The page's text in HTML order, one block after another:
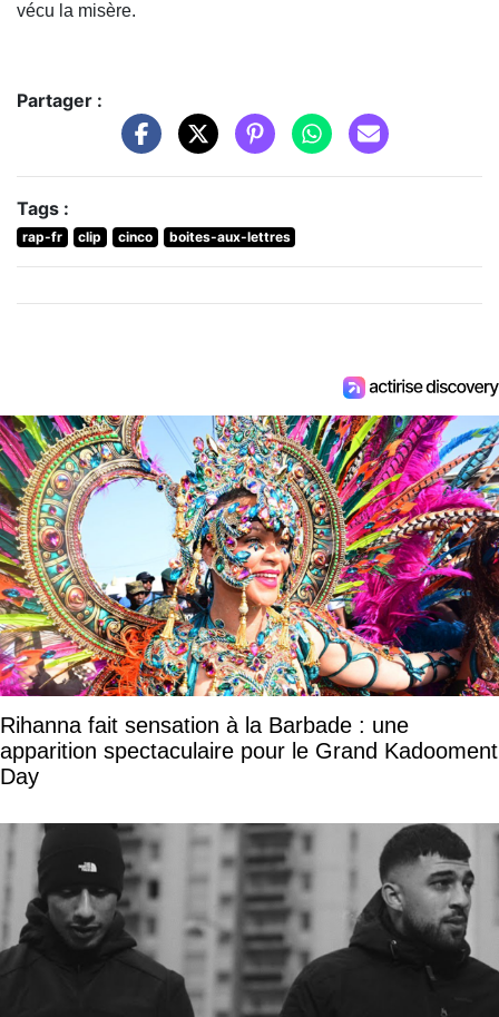
vécu la misère.
Partager :
Tags :
rap-fr clip cinco boites-aux-lettres
Rihanna fait sensation à la Barbade : une
apparition spectaculaire pour le Grand Kadooment
Day